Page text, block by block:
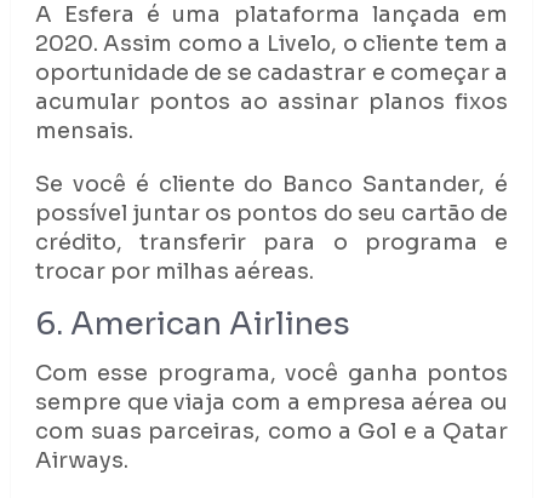
A Esfera é uma plataforma lançada em
2020. Assim como a Livelo, o cliente tem a
oportunidade de se cadastrar e começar a
acumular pontos ao assinar planos fixos
mensais.
Se você é cliente do Banco Santander, é
possível juntar os pontos do seu cartão de
crédito, transferir para o programa e
trocar por milhas aéreas.
6. American Airlines
Com esse programa, você ganha pontos
sempre que viaja com a empresa aérea ou
com suas parceiras, como a Gol e a Qatar
Airways.